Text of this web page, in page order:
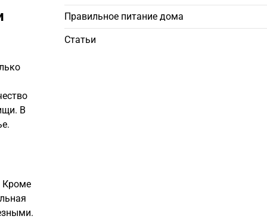
В
Кроме
Правильное питание дома
Статьи